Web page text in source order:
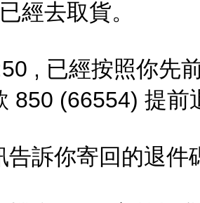
經去取貨。
, 已經按照你先
850 (66554) 提前
告訴你寄回的退件